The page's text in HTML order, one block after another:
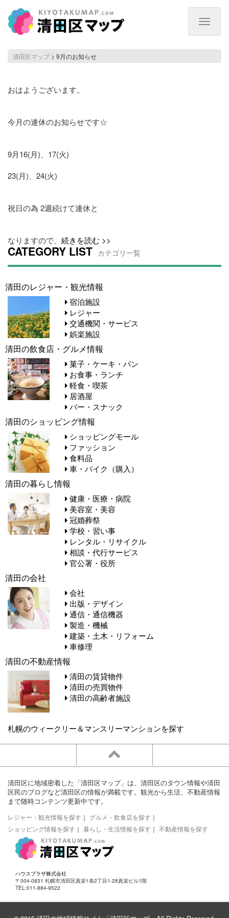
Toggle
9
月
お
知
せ
清田区マップ > 9月のお知らせ
おはようございます。
今月の連休のお知らせです☆
9月16(月)、17(火)
23(月)、24(火)
祝日の為 2週続けて連休と
なりますので、 続きを読む >>
CATEGORY LIST カテゴリ一覧
清田のレジャー・観光情報
宿泊施設
レジャー
交通機関・サービス
娯楽施設
清田の飲食店・グルメ情報
菓子・ケーキ・パン
お食事・ランチ
軽食・喫茶
居酒屋
バー・スナック
清田のショッピング情報
ショッピングモール
ファッション
食料品
車・バイク（購入）
清田の暮らし情報
健康・医療・病院
美容室・美容
冠婚葬祭
学校・習い事
レンタル・リサイクル
相談・代行サービス
官公署・役所
清田の会社
会社
出版・デザイン
通信・通信機器
製造・機械
建築・土木・リフォーム
車修理
清田の不動産情報
清田の賃貸物件
清田の売買物件
清田の高齢者施設
札幌のウィークリー＆マンスリーマンションを探す
清田区に地域密着した「清田区マップ」は、清田区のタウン情報や清田
区民のブログなど清田区の情報が満載です。観光から生活、不動産情報
まで随時コンテンツ更新中です。
レジャー・観光情報を探す ｜ グルメ・飲食店を探す ｜
ショッピング情報を探す ｜ 暮らし・生活情報を探す ｜ 不動産情報を探す
ハウスプラザ株式会社
〒004-0831 札幌市清田区真栄1条2丁目1-28真栄ビル1階
TEL:011-884-9522